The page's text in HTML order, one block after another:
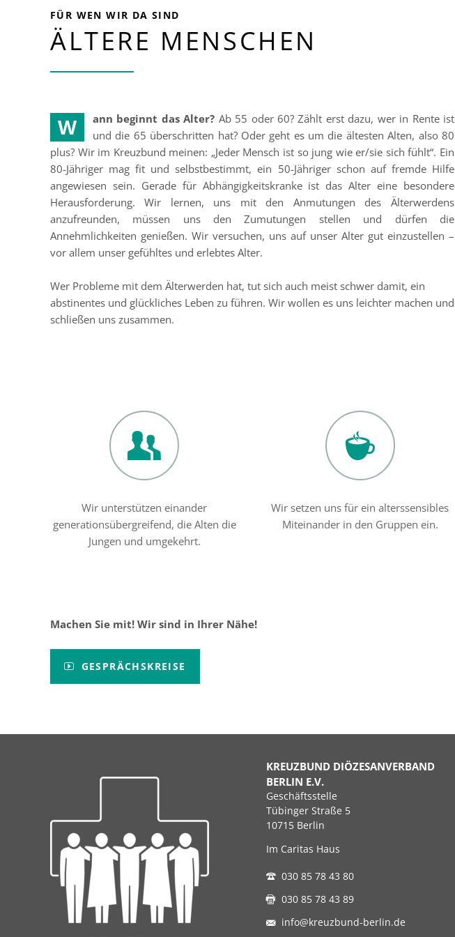
FÜR WEN WIR DA SIND
ÄLTERE MENSCHEN
W ann beginnt das Alter? Ab 55 oder 60? Zählt erst dazu, wer in Rente ist
und die 65 überschritten hat? Oder geht es um die ältesten Alten, also 80
plus? Wir im Kreuzbund meinen: „Jeder Mensch ist so jung wie er/sie sich fühlt“. Ein
80-Jähriger mag fit und selbstbestimmt, ein 50-Jähriger schon auf fremde Hilfe
angewiesen sein. Gerade für Abhängigkeitskranke ist das Alter eine besondere
Herausforderung. Wir lernen, uns mit den Anmutungen des Älterwerdens
anzufreunden, müssen uns den Zumutungen stellen und dürfen die
Annehmlichkeiten genießen. Wir versuchen, uns auf unser Alter gut einzustellen –
vor allem unser gefühltes und erlebtes Alter.
Wer Probleme mit dem Älterwerden hat, tut sich auch meist schwer damit, ein
abstinentes und glückliches Leben zu führen. Wir wollen es uns leichter machen und
schließen uns zusammen.
Wir unterstützen einander
generationsübergreifend, die Alten die
Jungen und umgekehrt.
Wir setzen uns für ein alterssensibles
Miteinander in den Gruppen ein.
Machen Sie mit! Wir sind in Ihrer Nähe!
GESPRÄCHSKREISE
KREUZBUND DIÖZESANVERBAND
BERLIN E.V.
Geschäftsstelle
Tübinger Straße 5
10715 Berlin
Im Caritas Haus
030 85 78 43 80
030 85 78 43 89
info@kreuzbund-berlin.de